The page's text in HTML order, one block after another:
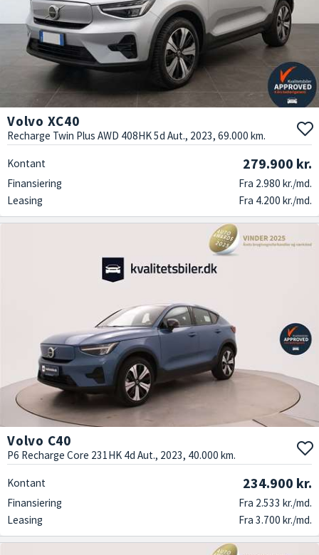
Volvo XC40
Recharge Twin Plus AWD 408HK 5d Aut., 2023, 69.000 km.
Kontant 279.900 kr.
Finansiering
Fra 2.980 kr./md.
Leasing
Fra 4.200 kr./md.
Volvo C40
P6 Recharge Core 231HK 4d Aut., 2023, 40.000 km.
Kontant 234.900 kr.
Finansiering
Fra 2.533 kr./md.
Leasing
Fra 3.700 kr./md.